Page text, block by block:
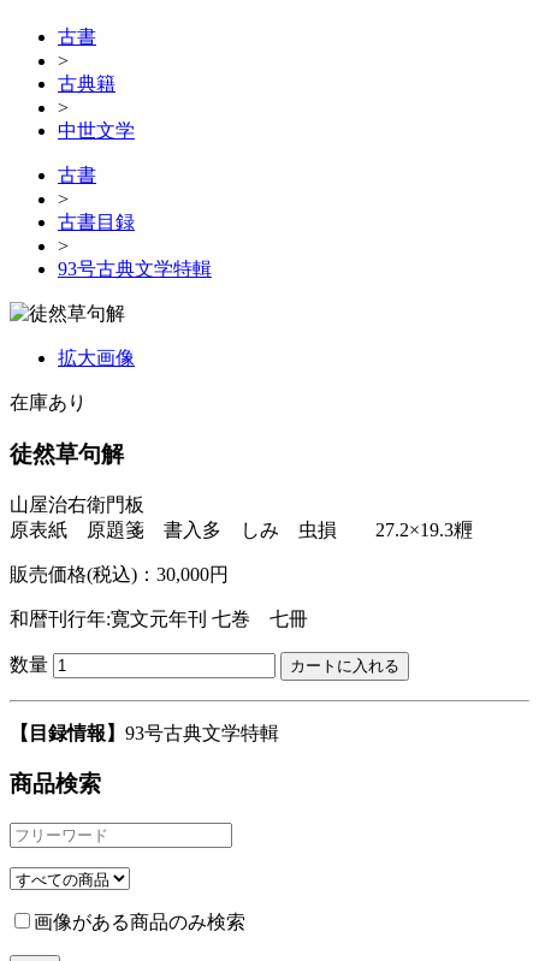
古書
>
古典籍
>
中世文学
古書
>
古書目録
>
93号古典文学特輯
拡大画像
在庫あり
徒然草句解
山屋治右衛門板
原表紙 原題箋 書入多 しみ 虫損 27.2×19.3糎
販売価格(税込)：30,000円
和暦刊行年:寛文元年刊 七巻 七冊
数量
【目録情報】 93号古典文学特輯
商品検索
画像がある商品のみ検索